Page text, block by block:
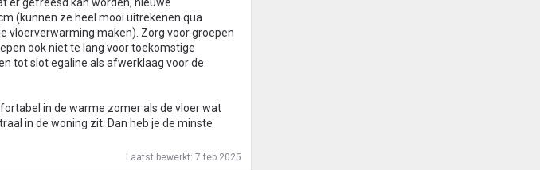
(kunnen ze heel mooi uitrekenen qua
vloerverwarming maken). Zorg voor groepen
ook niet te lang voor toekomstige
tot slot egaline als afwerklaag voor de
in de warme zomer als de vloer wat
in de woning zit. Dan heb je de minste
Laatst bewerkt: 7 feb 2025